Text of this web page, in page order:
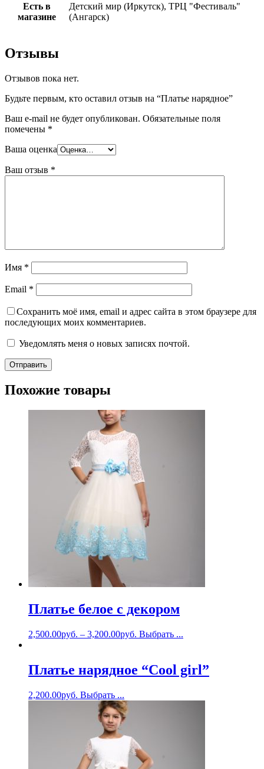
Есть в
магазине
Детский мир (Иркутск), ТРЦ "Фестиваль"
(Ангарск)
Отзывы
Отзывов пока нет.
Будьте первым, кто оставил отзыв на “Платье нарядное”
Ваш e-mail не будет опубликован. Обязательные поля
помечены *
Ваша оценка
Ваш отзыв *
Имя *
Email *
Сохранить моё имя, email и адрес сайта в этом браузере для
последующих моих комментариев.
Уведомлять меня о новых записях почтой.
Похожие товары
Платье белое с декором
2,500.00руб. – 3,200.00руб. Выбрать ...
Платье нарядное “Cool girl”
2,200.00руб. Выбрать ...